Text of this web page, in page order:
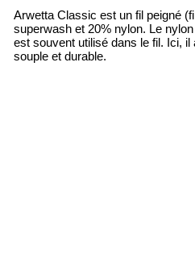
Arwetta Classic est un fil peigné
superwash et 20% nylon. Le
est souvent utilisé dans le fil. Ici,
souple et durable.